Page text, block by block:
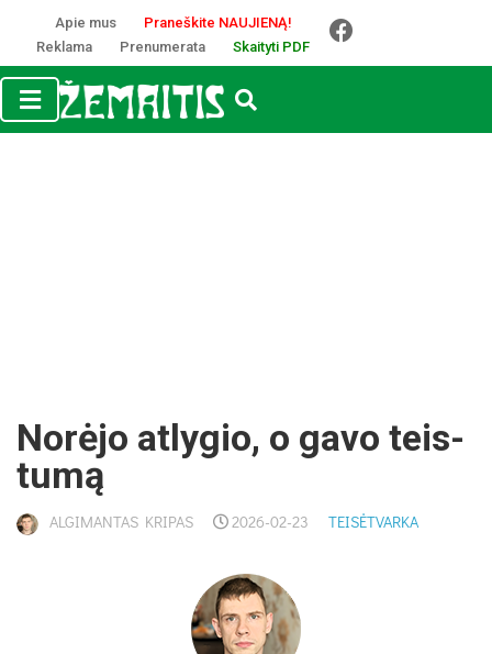
Apie mus
Praneškite NAUJIENĄ!
Reklama
Prenumerata Skaityti PDF
No­rė­jo at­ly­gio, o ga­vo teis­
tu­mą
ALGIMANTAS KRIPAS 2026-02-23 TEISĖTVARKA